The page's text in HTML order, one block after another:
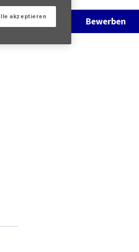
Bewerben
akzeptieren